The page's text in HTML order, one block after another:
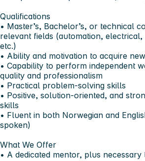
Qualifications
• Master’s, Bachelor’s, or technical
relevant fields (automation,
etc.)
• Ability and motivation to acquire
• Capability to perform independent
quality and professionalism
• Practical problem-solving skills
• Positive, solution-oriented, and
skills
• Fluent in both Norwegian and
spoken)
What We Offer
• A dedicated mentor, plus necessary